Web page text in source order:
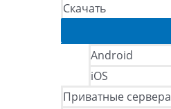
Скачать
Android
iOS
Приватные сервера